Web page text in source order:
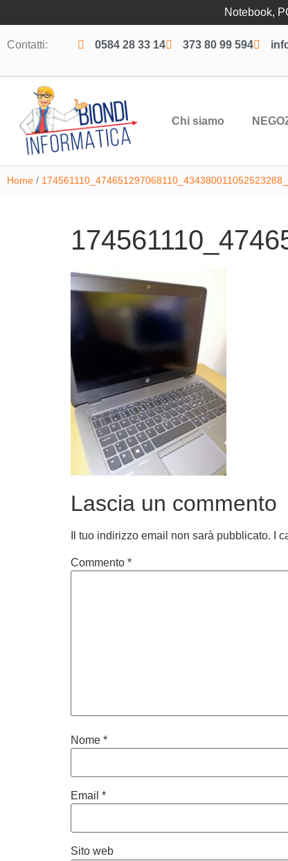
Notebook,
Contatti: 0584 28 33 14 373 80 99 594
Chi siamo
Home /
Lascia un commento
Il tuo indirizzo email non sarà pubblicato. I
Commento *
Nome *
Email *
Sito web